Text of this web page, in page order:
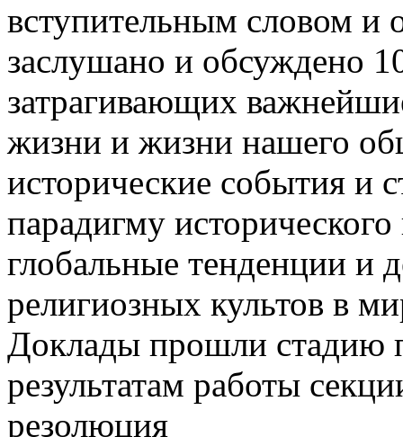
вступительным словом и
заслушано и обсуждено
затрагивающих
жизни и жизни нашего
исторические события и
парадигму
глобальные тенденции и
религиозных культов в
Доклады прошли стадию
результатам работы
резолюция